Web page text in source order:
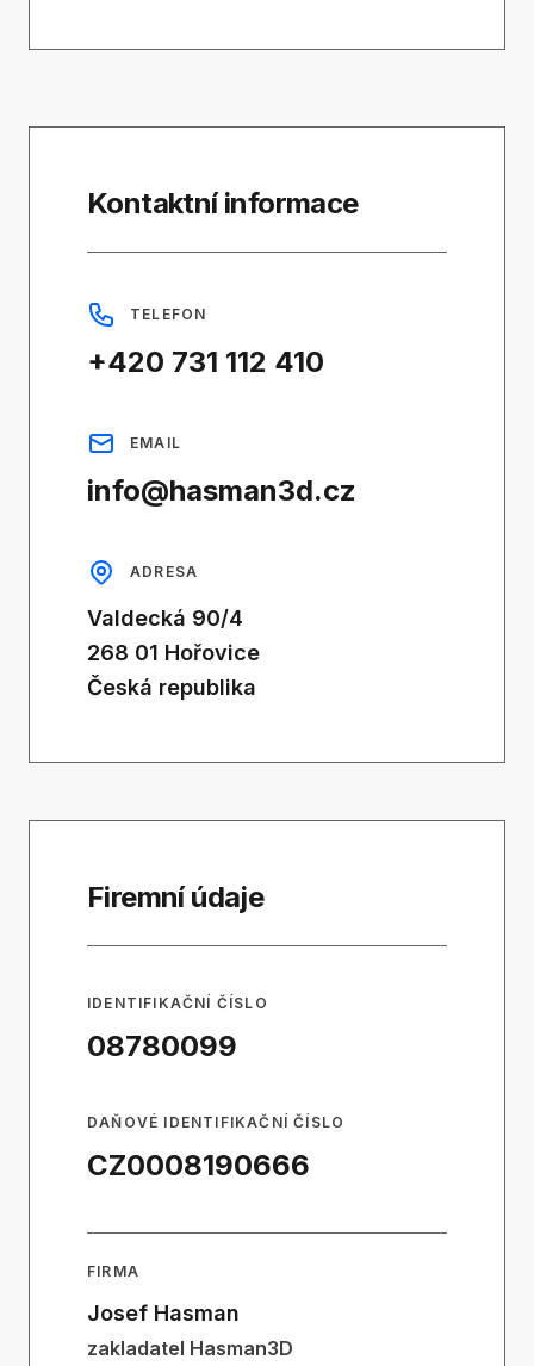
Kontaktní informace
TELEFON
+420 731 112 410
EMAIL
info@hasman3d.cz
ADRESA
Valdecká 90/4
268 01 Hořovice
Česká republika
Firemní údaje
IDENTIFIKAČNÍ ČÍSLO
08780099
DAŇOVÉ IDENTIFIKAČNÍ ČÍSLO
CZ0008190666
FIRMA
Josef Hasman
zakladatel Hasman3D